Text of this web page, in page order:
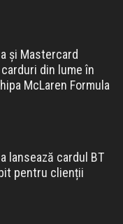
și Mastercard
din lume în
McLaren Formula
lansează cardul BT
pentru clienții